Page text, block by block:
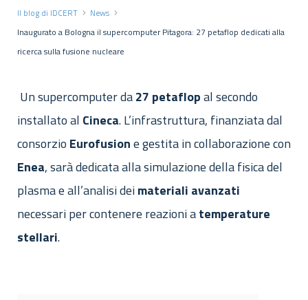
Il blog di IDCERT
News
Inaugurato a Bologna il supercomputer Pitagora: 27 petaflop dedicati alla
ricerca sulla fusione nucleare
Un supercomputer da27 petaflopal secondo
installato al Cineca. L’infrastruttura, finanziata dal
consorzio Eurofusione gestita in collaborazione con
Enea, sarà dedicata alla simulazione della fisica del
plasma e all’analisi deimateriali avanzati
necessari per contenere reazioni atemperature
stellari.